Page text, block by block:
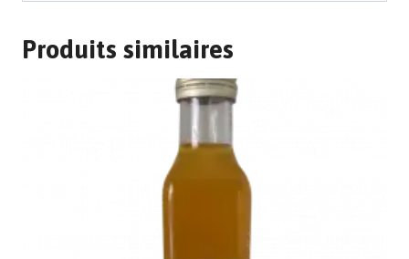
Produits similaires